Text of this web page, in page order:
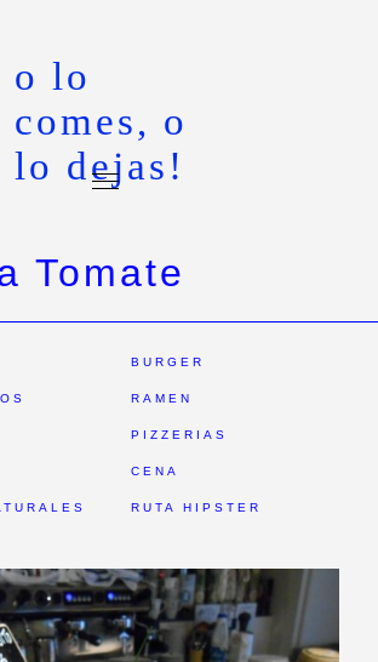
o lo
comes, o
lo dejas!
Tomate
BURGER
RAMEN
PIZZERIAS
CENA
RUTA HIPSTER